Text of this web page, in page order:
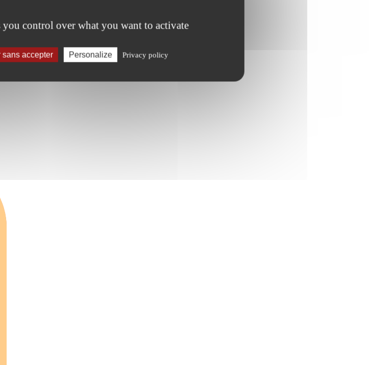
you control over what you want to activate
sans accepter Personalize Privacy policy